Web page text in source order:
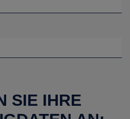
SIE IHRE